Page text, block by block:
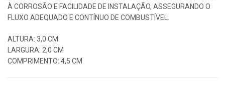
À CORROSÃO E FACILIDADE DE INSTALAÇÃO, ASSEGURANDO O
FLUXO ADEQUADO E CONTÍNUO DE COMBUSTÍVEL.
ALTURA: 3,0 CM
LARGURA: 2,0 CM
COMPRIMENTO: 4,5 CM